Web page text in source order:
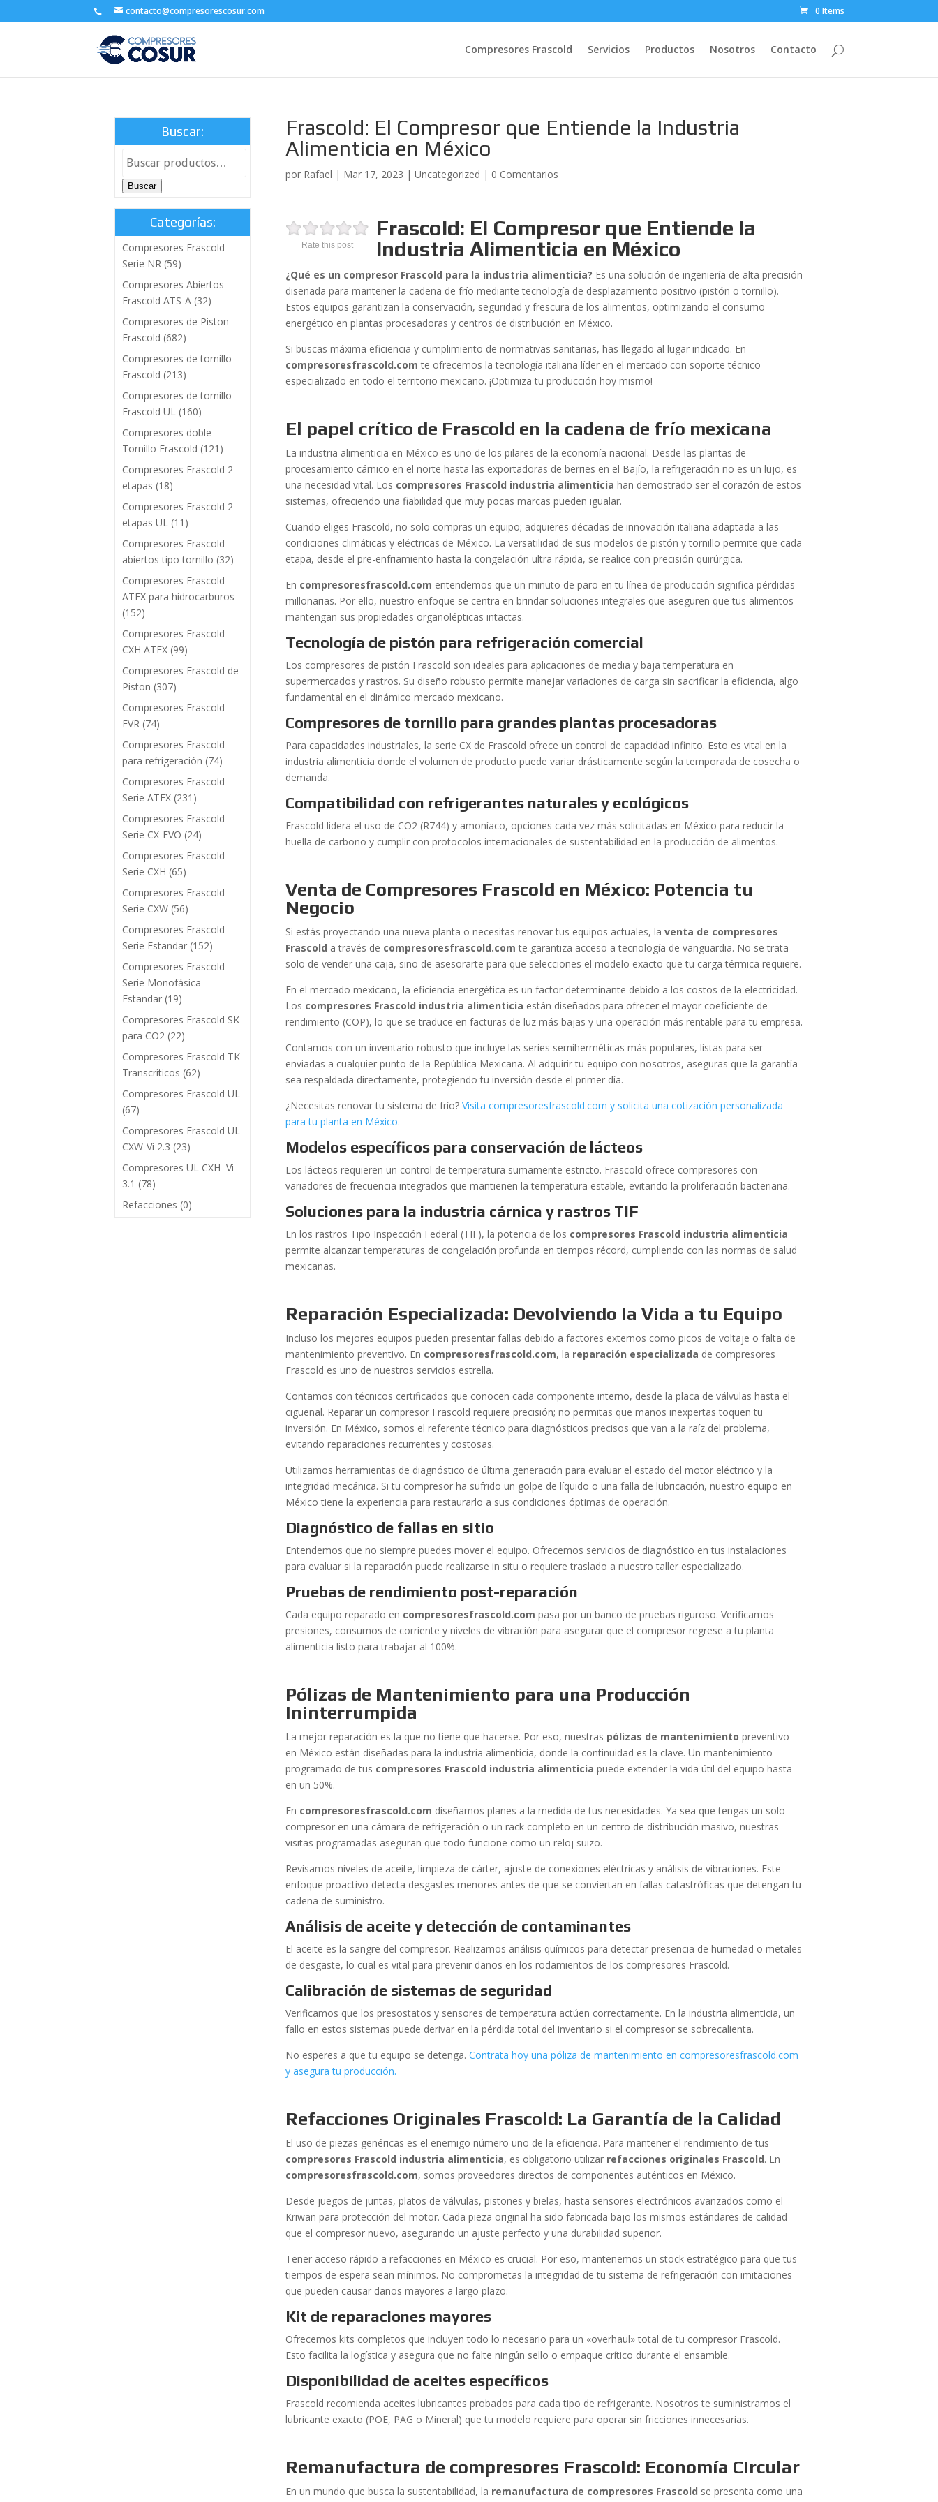
contacto@compresorescosur.com 0 Items
Compresores Frascold Servicios Productos Nosotros Contacto
Frascold: El Compresor que Entiende la Industria
Alimenticia en México
por Rafael | Mar 17, 2023 |Uncategorized | 0 Comentarios
Rate this post
Frascold: El Compresor que Entiende la
Industria Alimenticia en México
¿Qué es un compresor Frascold para la industria alimenticia? Es una solución de ingeniería de alta precisión
diseñada para mantener la cadena de frío mediante tecnología de desplazamiento positivo (pistón o tornillo).
Estos equipos garantizan la conservación, seguridad y frescura de los alimentos, optimizando el consumo
energético en plantas procesadoras y centros de distribución en México.
Si buscas máxima eficiencia y cumplimiento de normativas sanitarias, has llegado al lugar indicado. En
compresoresfrascold.com te ofrecemos la tecnología italiana líder en el mercado con soporte técnico
especializado en todo el territorio mexicano. ¡Optimiza tu producción hoy mismo!
El papel crítico de Frascold en la cadena de frío mexicana
La industria alimenticia en México es uno de los pilares de la economía nacional. Desde las plantas de
procesamiento cárnico en el norte hasta las exportadoras de berries en el Bajío, la refrigeración no es un lujo, es
una necesidad vital. Los compresores Frascold industria alimenticia han demostrado ser el corazón de estos
sistemas, ofreciendo una fiabilidad que muy pocas marcas pueden igualar.
Cuando eliges Frascold, no solo compras un equipo; adquieres décadas de innovación italiana adaptada a las
condiciones climáticas y eléctricas de México. La versatilidad de sus modelos de pistón y tornillo permite que cada
etapa, desde el pre-enfriamiento hasta la congelación ultra rápida, se realice con precisión quirúrgica.
En compresoresfrascold.com entendemos que un minuto de paro en tu línea de producción significa pérdidas
millonarias. Por ello, nuestro enfoque se centra en brindar soluciones integrales que aseguren que tus alimentos
mantengan sus propiedades organolépticas intactas.
Tecnología de pistón para refrigeración comercial
Los compresores de pistón Frascold son ideales para aplicaciones de media y baja temperatura en
supermercados y rastros. Su diseño robusto permite manejar variaciones de carga sin sacrificar la eficiencia, algo
fundamental en el dinámico mercado mexicano.
Compresores de tornillo para grandes plantas procesadoras
Para capacidades industriales, la serie CX de Frascold ofrece un control de capacidad infinito. Esto es vital en la
industria alimenticia donde el volumen de producto puede variar drásticamente según la temporada de cosecha o
demanda.
Compatibilidad con refrigerantes naturales y ecológicos
Frascold lidera el uso de CO2 (R744) y amoníaco, opciones cada vez más solicitadas en México para reducir la
huella de carbono y cumplir con protocolos internacionales de sustentabilidad en la producción de alimentos.
Venta de Compresores Frascold en México: Potencia tu
Negocio
Si estás proyectando una nueva planta o necesitas renovar tus equipos actuales, laventa de compresores
Frascold a través de compresoresfrascold.com te garantiza acceso a tecnología de vanguardia. No se trata
solo de vender una caja, sino de asesorarte para que selecciones el modelo exacto que tu carga térmica requiere.
En el mercado mexicano, la eficiencia energética es un factor determinante debido a los costos de la electricidad.
Los compresores Frascold industria alimenticia están diseñados para ofrecer el mayor coeficiente de
rendimiento (COP), lo que se traduce en facturas de luz más bajas y una operación más rentable para tu empresa.
Contamos con un inventario robusto que incluye las series semiherméticas más populares, listas para ser
enviadas a cualquier punto de la República Mexicana. Al adquirir tu equipo con nosotros, aseguras que la garantía
sea respaldada directamente, protegiendo tu inversión desde el primer día.
¿Necesitas renovar tu sistema de frío?Visita compresoresfrascold.com y solicita una cotización personalizada
para tu planta en México.
Modelos específicos para conservación de lácteos
Los lácteos requieren un control de temperatura sumamente estricto. Frascold ofrece compresores con
variadores de frecuencia integrados que mantienen la temperatura estable, evitando la proliferación bacteriana.
Soluciones para la industria cárnica y rastros TIF
En los rastros Tipo Inspección Federal (TIF), la potencia de los compresores Frascold industria alimenticia
permite alcanzar temperaturas de congelación profunda en tiempos récord, cumpliendo con las normas de salud
mexicanas.
Reparación Especializada: Devolviendo la Vida a tu Equipo
Incluso los mejores equipos pueden presentar fallas debido a factores externos como picos de voltaje o falta de
mantenimiento preventivo. En compresoresfrascold.com, la reparación especializada de compresores
Frascold es uno de nuestros servicios estrella.
Contamos con técnicos certificados que conocen cada componente interno, desde la placa de válvulas hasta el
cigüeñal. Reparar un compresor Frascold requiere precisión; no permitas que manos inexpertas toquen tu
inversión. En México, somos el referente técnico para diagnósticos precisos que van a la raíz del problema,
evitando reparaciones recurrentes y costosas.
Utilizamos herramientas de diagnóstico de última generación para evaluar el estado del motor eléctrico y la
integridad mecánica. Si tu compresor ha sufrido un golpe de líquido o una falla de lubricación, nuestro equipo en
México tiene la experiencia para restaurarlo a sus condiciones óptimas de operación.
Diagnóstico de fallas en sitio
Entendemos que no siempre puedes mover el equipo. Ofrecemos servicios de diagnóstico en tus instalaciones
para evaluar si la reparación puede realizarse in situ o requiere traslado a nuestro taller especializado.
Pruebas de rendimiento post-reparación
Cada equipo reparado en compresoresfrascold.com pasa por un banco de pruebas riguroso. Verificamos
presiones, consumos de corriente y niveles de vibración para asegurar que el compresor regrese a tu planta
alimenticia listo para trabajar al 100%.
Pólizas de Mantenimiento para una Producción
Ininterrumpida
La mejor reparación es la que no tiene que hacerse. Por eso, nuestras pólizas de mantenimiento preventivo
en México están diseñadas para la industria alimenticia, donde la continuidad es la clave. Un mantenimiento
programado de tus compresores Frascold industria alimenticia puede extender la vida útil del equipo hasta
en un 50%.
En compresoresfrascold.com diseñamos planes a la medida de tus necesidades. Ya sea que tengas un solo
compresor en una cámara de refrigeración o un rack completo en un centro de distribución masivo, nuestras
visitas programadas aseguran que todo funcione como un reloj suizo.
Revisamos niveles de aceite, limpieza de cárter, ajuste de conexiones eléctricas y análisis de vibraciones. Este
enfoque proactivo detecta desgastes menores antes de que se conviertan en fallas catastróficas que detengan tu
cadena de suministro.
Análisis de aceite y detección de contaminantes
El aceite es la sangre del compresor. Realizamos análisis químicos para detectar presencia de humedad o metales
de desgaste, lo cual es vital para prevenir daños en los rodamientos de los compresores Frascold.
Calibración de sistemas de seguridad
Verificamos que los presostatos y sensores de temperatura actúen correctamente. En la industria alimenticia, un
fallo en estos sistemas puede derivar en la pérdida total del inventario si el compresor se sobrecalienta.
No esperes a que tu equipo se detenga.Contrata hoy una póliza de mantenimiento en compresoresfrascold.com
y asegura tu producción.
Refacciones Originales Frascold: La Garantía de la Calidad
El uso de piezas genéricas es el enemigo número uno de la eficiencia. Para mantener el rendimiento de tus
compresores Frascold industria alimenticia, es obligatorio utilizar refacciones originales Frascold. En
compresoresfrascold.com, somos proveedores directos de componentes auténticos en México.
Desde juegos de juntas, platos de válvulas, pistones y bielas, hasta sensores electrónicos avanzados como el
Kriwan para protección del motor. Cada pieza original ha sido fabricada bajo los mismos estándares de calidad
que el compresor nuevo, asegurando un ajuste perfecto y una durabilidad superior.
Tener acceso rápido a refacciones en México es crucial. Por eso, mantenemos un stock estratégico para que tus
tiempos de espera sean mínimos. No comprometas la integridad de tu sistema de refrigeración con imitaciones
que pueden causar daños mayores a largo plazo.
Kit de reparaciones mayores
Ofrecemos kits completos que incluyen todo lo necesario para un «overhaul» total de tu compresor Frascold.
Esto facilita la logística y asegura que no falte ningún sello o empaque crítico durante el ensamble.
Disponibilidad de aceites específicos
Frascold recomienda aceites lubricantes probados para cada tipo de refrigerante. Nosotros te suministramos el
lubricante exacto (POE, PAG o Mineral) que tu modelo requiere para operar sin fricciones innecesarias.
Remanufactura de compresores Frascold: Economía Circular
En un mundo que busca la sustentabilidad, la remanufactura de compresores Frascold se presenta como una
Buscar:
Buscar
Categorías:
Compresores Frascold
Serie NR (59)
Compresores Abiertos
Frascold ATS-A (32)
Compresores de Piston
Frascold (682)
Compresores de tornillo
Frascold (213)
Compresores de tornillo
Frascold UL (160)
Compresores doble
Tornillo Frascold (121)
Compresores Frascold 2
etapas (18)
Compresores Frascold 2
etapas UL (11)
Compresores Frascold
abiertos tipo tornillo (32)
Compresores Frascold
ATEX para hidrocarburos
(152)
Compresores Frascold
CXH ATEX (99)
Compresores Frascold de
Piston (307)
Compresores Frascold
FVR (74)
Compresores Frascold
para refrigeración (74)
Compresores Frascold
Serie ATEX (231)
Compresores Frascold
Serie CX-EVO (24)
Compresores Frascold
Serie CXH (65)
Compresores Frascold
Serie CXW (56)
Compresores Frascold
Serie Estandar (152)
Compresores Frascold
Serie Monofásica
Estandar (19)
Compresores Frascold SK
para CO2 (22)
Compresores Frascold TK
Transcríticos (62)
Compresores Frascold UL
(67)
Compresores Frascold UL
CXW-Vi 2.3 (23)
Compresores UL CXH–Vi
3.1 (78)
Refacciones (0)